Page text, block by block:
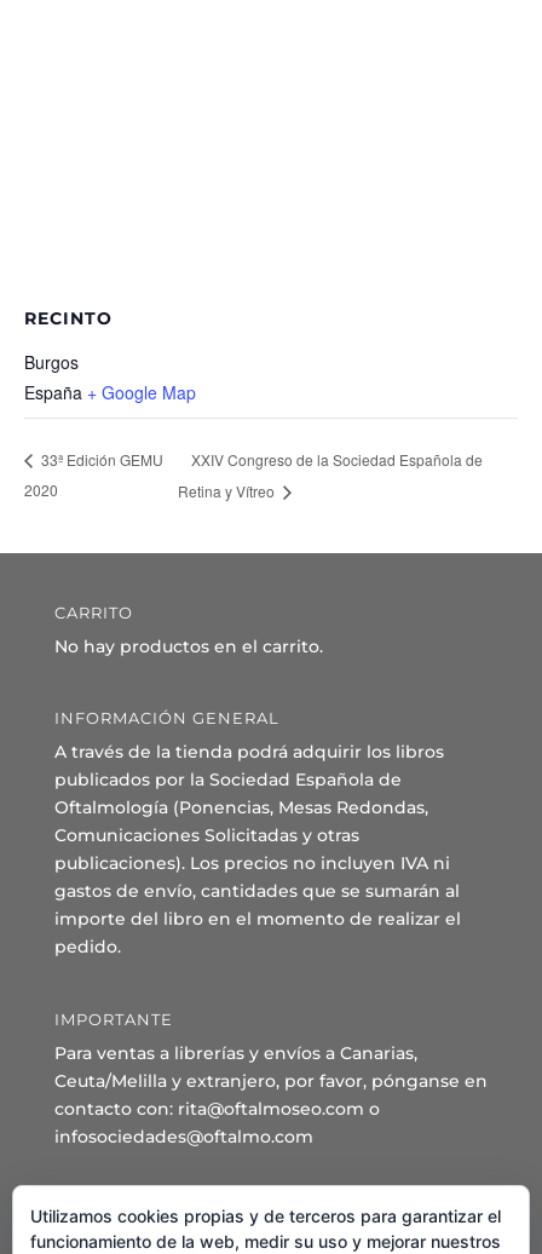
RECINTO
Burgos
España + Google Map
33ª Edición GEMU
2020
XXIV Congreso de la Sociedad Española de
Retina y Vítreo
CARRITO
No hay productos en el carrito.
INFORMACIÓN GENERAL
A través de la tienda podrá adquirir los libros
publicados por la Sociedad Española de
Oftalmología (Ponencias, Mesas Redondas,
Comunicaciones Solicitadas y otras
publicaciones). Los precios no incluyen IVA ni
gastos de envío, cantidades que se sumarán al
importe del libro en el momento de realizar el
pedido.
IMPORTANTE
Para ventas a librerías y envíos a Canarias,
Ceuta/Melilla y extranjero, por favor, pónganse en
contacto con: rita@oftalmoseo.com o
infosociedades@oftalmo.com
Sede Administrativa y Secretaría General
C/ Arcipreste de Hita 14 – 1º Derecha.
Utilizamos cookies propias y de terceros para garantizar el
funcionamiento de la web, medir su uso y mejorar nuestros